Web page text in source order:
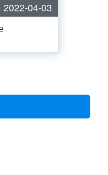
2022-04-03